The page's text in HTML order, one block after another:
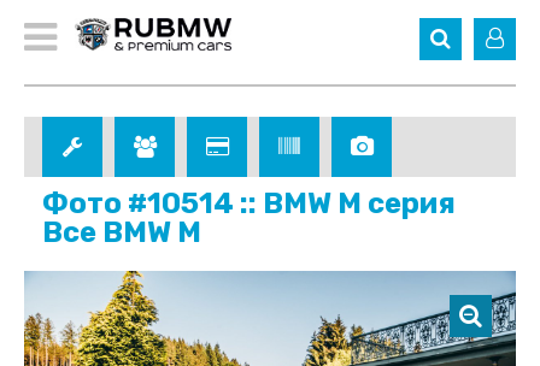
Фото #10514 :: BMW M серия
Все BMW M